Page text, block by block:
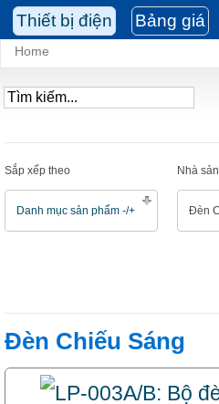
Thiết bị điện Bảng giá
Home
Sắp xếp theo
Danh mục sản phẩm -/+
Nhà
Đèn
Đèn Chiếu Sáng